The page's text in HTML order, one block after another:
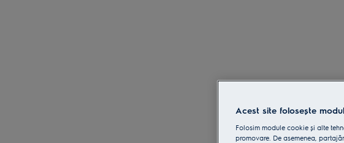
Acest site folosește
Folosim module cookie și alte
promovare. De asemenea,